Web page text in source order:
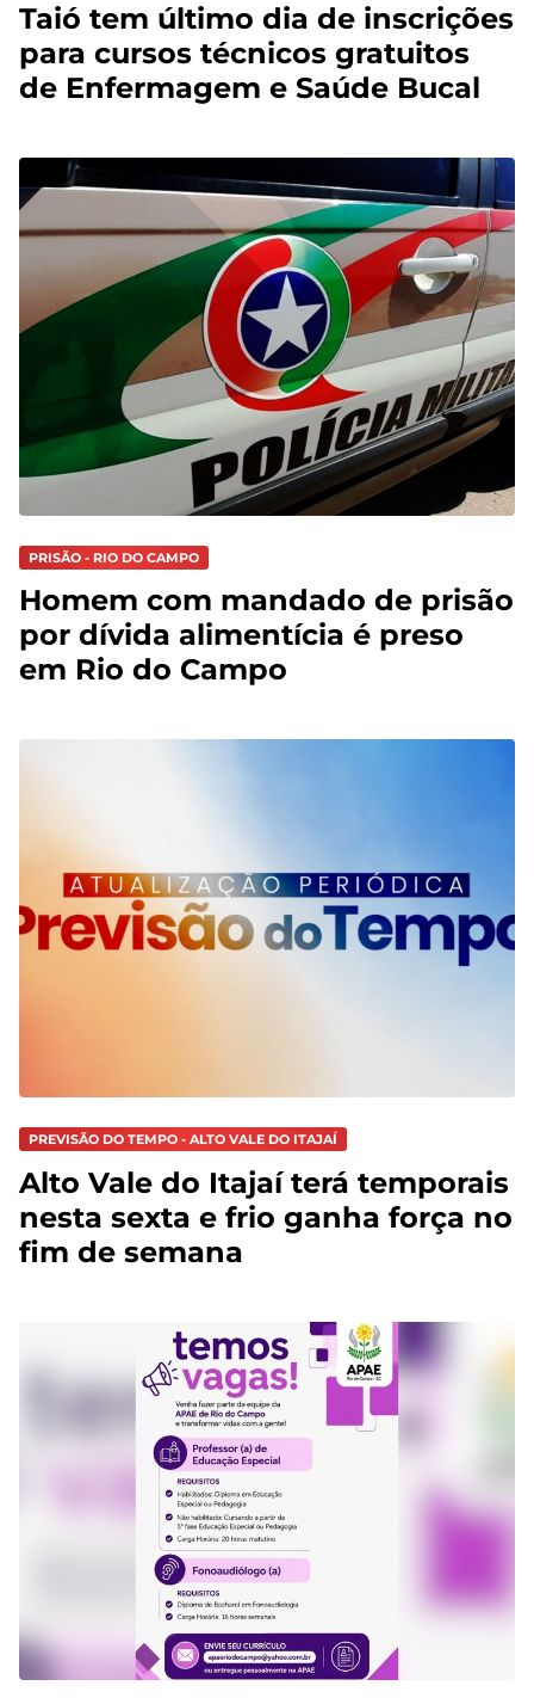
Taió tem último dia de inscrições
para cursos técnicos gratuitos
de Enfermagem e Saúde Bucal
PRISÃO - RIO DO CAMPO
Homem com mandado de prisão
por dívida alimentícia é preso
em Rio do Campo
PREVISÃO DO TEMPO - ALTO VALE DO ITAJAÍ
Alto Vale do Itajaí terá temporais
nesta sexta e frio ganha força no
fim de semana